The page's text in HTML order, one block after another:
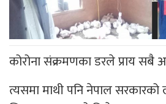
कोरोना संक्रमणका डरले प्राय सबै
त्यसमा माथी पनि नेपाल